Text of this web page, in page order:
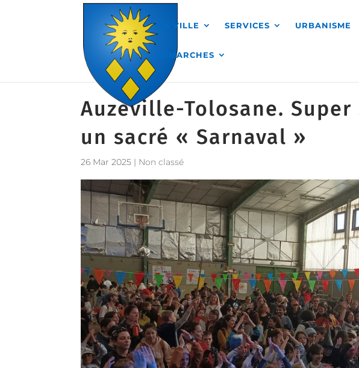
MA VILLE SERVICES URBANISME
DÉMARCHES
Auzeville-Tolosane.
un sacré « Sarnaval »
26 Mar 2025 | Non classé